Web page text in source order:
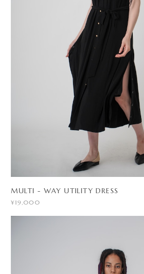
MULTI - WAY UTILITY DRESS
¥19,000